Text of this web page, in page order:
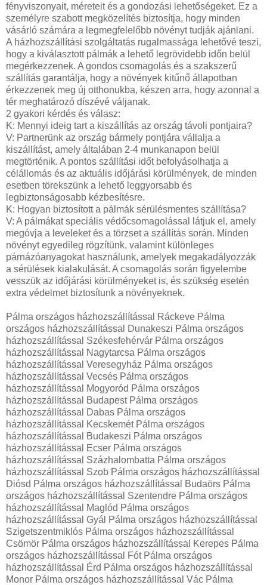
fényviszonyait, méreteit és a gondozási lehetőségeket. Ez a
személyre szabott megközelítés biztosítja, hogy minden
vásárló számára a legmegfelelőbb növényt tudják ajánlani.
A házhozszállítási szolgáltatás rugalmassága lehetővé teszi,
hogy a kiválasztott pálmák a lehető legrövidebb időn belül
megérkezzenek. A gondos csomagolás és a szakszerű
szállítás garantálja, hogy a növények kitűnő állapotban
érkezzenek meg új otthonukba, készen arra, hogy azonnal a
tér meghatározó díszévé váljanak.
2 gyakori kérdés és válasz:
K: Mennyi ideig tart a kiszállítás az ország távoli pontjaira?
V: Partnerünk az ország bármely pontjára vállalja a
kiszállítást, amely általában 2-4 munkanapon belül
megtörténik. A pontos szállítási időt befolyásolhatja a
célállomás és az aktuális időjárási körülmények, de minden
esetben törekszünk a lehető leggyorsabb és
legbiztonságosabb kézbesítésre.
K: Hogyan biztosított a pálmák sérülésmentes szállítása?
V: A pálmákat speciális védőcsomagolással látjuk el, amely
megóvja a leveleket és a törzset a szállítás során. Minden
növényt egyedileg rögzítünk, valamint különleges
párnázóanyagokat használunk, amelyek megakadályozzák
a sérülések kialakulását. A csomagolás során figyelembe
vesszük az időjárási körülményeket is, és szükség esetén
extra védelmet biztosítunk a növényeknek.
Pálma országos házhozszállítással Ráckeve Pálma
országos házhozszállítással Dunakeszi Pálma országos
házhozszállítással Székesfehérvár Pálma országos
házhozszállítással Nagytarcsa Pálma országos
házhozszállítással Veresegyház Pálma országos
házhozszállítással Vecsés Pálma országos
házhozszállítással Mogyoród Pálma országos
házhozszállítással Budapest Pálma országos
házhozszállítással Dabas Pálma országos
házhozszállítással Kecskemét Pálma országos
házhozszállítással Budakeszi Pálma országos
házhozszállítással Ecser Pálma országos
házhozszállítással Százhalombatta Pálma országos
házhozszállítással Szob Pálma országos házhozszállítással
Diósd Pálma országos házhozszállítással Budaörs Pálma
országos házhozszállítással Szentendre Pálma országos
házhozszállítással Maglód Pálma országos
házhozszállítással Gyál Pálma országos házhozszállítással
Szigetszentmiklós Pálma országos házhozszállítással
Csömör Pálma országos házhozszállítással Kerepes Pálma
országos házhozszállítással Fót Pálma országos
házhozszállítással Érd Pálma országos házhozszállítással
Monor Pálma országos házhozszállítással Vác Pálma